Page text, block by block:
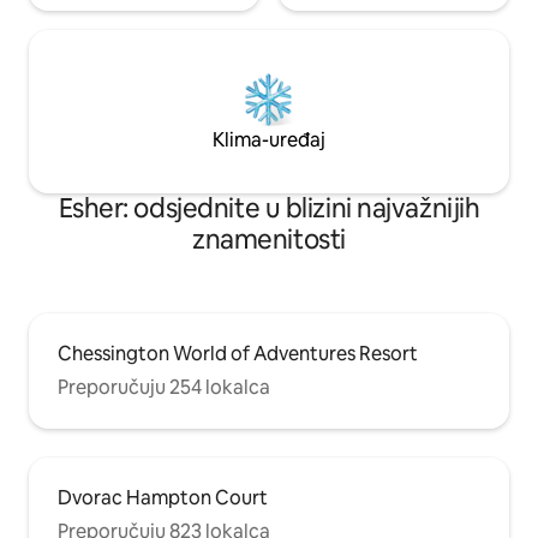
Klima-uređaj
Esher: odsjednite u blizini najvažnijih
znamenitosti
Chessington World of Adventures Resort
Preporučuju 254 lokalca
Dvorac Hampton Court
Preporučuju 823 lokalca